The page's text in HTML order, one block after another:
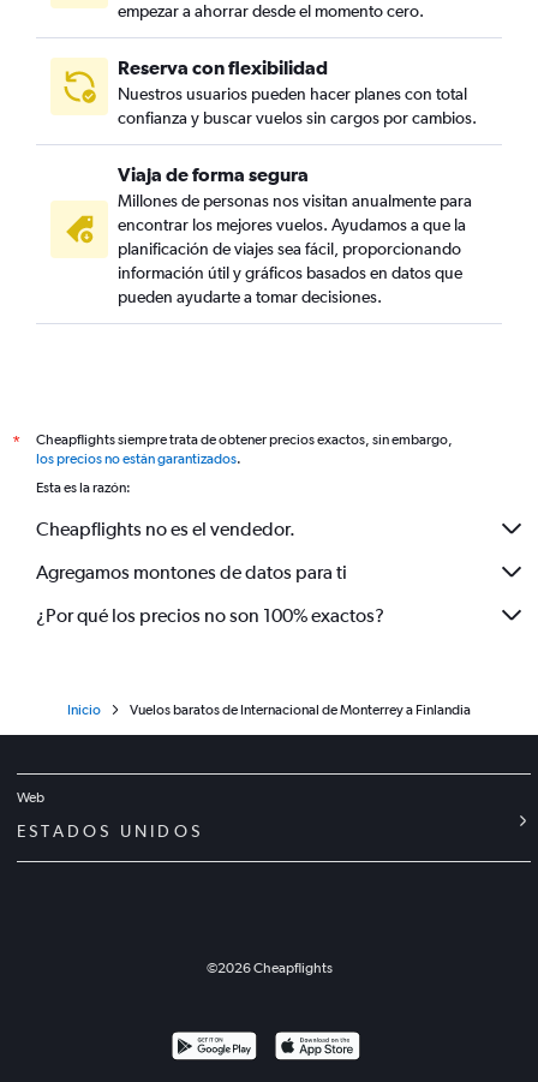
empezar a ahorrar desde el momento cero.
Reserva con flexibilidad
Nuestros usuarios pueden hacer planes con total
confianza y buscar vuelos sin cargos por cambios.
Viaja de forma segura
Millones de personas nos visitan anualmente para
encontrar los mejores vuelos. Ayudamos a que la
planificación de viajes sea fácil, proporcionando
información útil y gráficos basados en datos que
pueden ayudarte a tomar decisiones.
*
Cheapflights siempre trata de obtener precios exactos, sin embargo,
los precios no están garantizados.
Esta es la razón:
Cheapflights no es el vendedor.
Agregamos montones de datos para ti
¿Por qué los precios no son 100% exactos?
Inicio Vuelos baratos de Internacional de Monterrey a Finlandia
Web
ESTADOS UNIDOS
©2026Cheapflights